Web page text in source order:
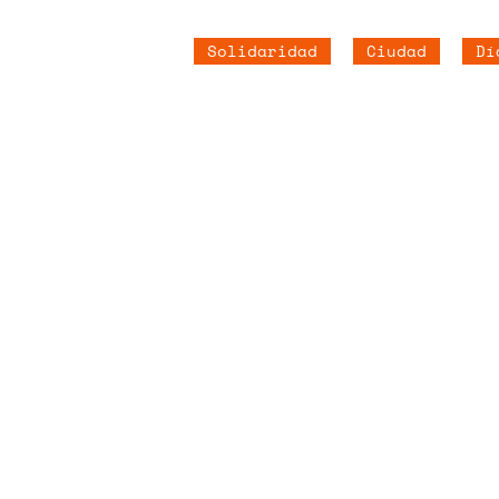
Solidaridad Ciudad